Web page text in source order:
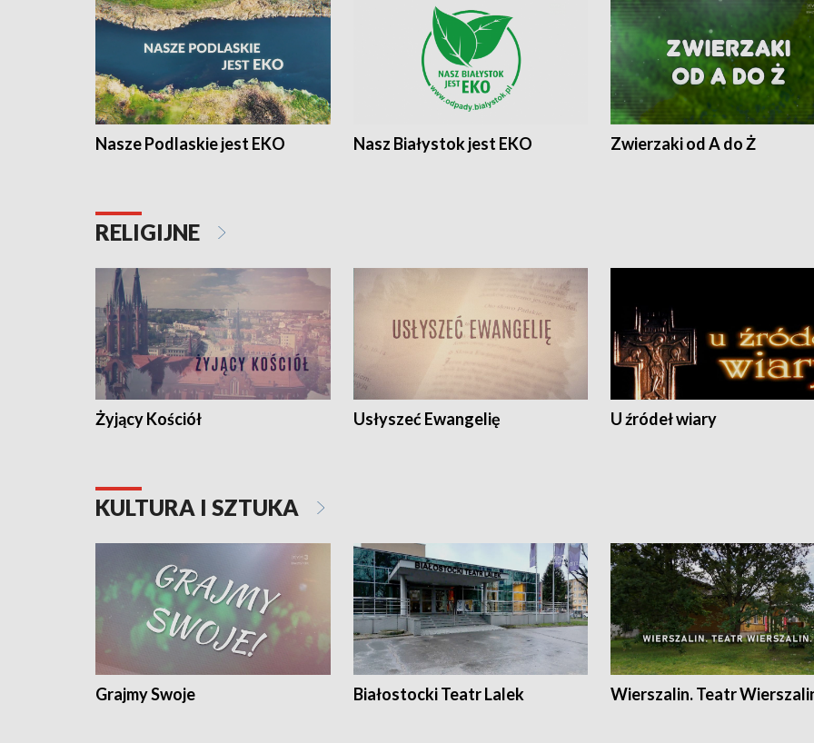
Nasze Podlaskie jest EKO Nasz Białystok jest EKO Zwierzaki od A do Ż
RELIGIJNE
Żyjący Kościół Usłyszeć Ewangelię U źródeł wiary
KULTURA I SZTUKA
Grajmy Swoje Białostocki Teatr Lalek Wierszalin. Teatr